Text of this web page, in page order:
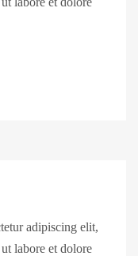
adipiscing elit,
labore et dolore